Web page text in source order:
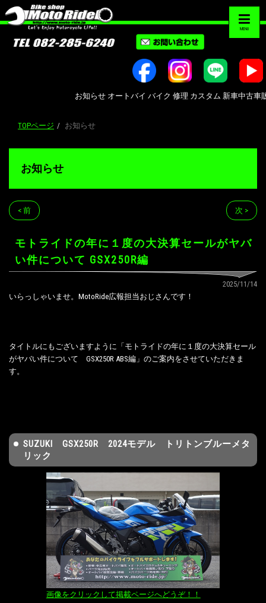
MENU
お知らせ オートバイ バイク 修理 カスタム 新車中古車販売
TOPページ お知らせ
お知らせ
< 前 次 >
モトライドの年に１度の大決算セールがヤバ
い件について GSX250R編
2025/11/14
いらっしゃいませ。MotoRide広報担当おじさんです！
タイトルにもございますように「モトライドの年に１度の大決算セール
がヤバい件について GSX250R ABS編」のご案内をさせていただきま
す。
SUZUKI GSX250R 2024モデル トリトンブルーメタ
リック
画像をクリックして掲載ページへどうぞ！！